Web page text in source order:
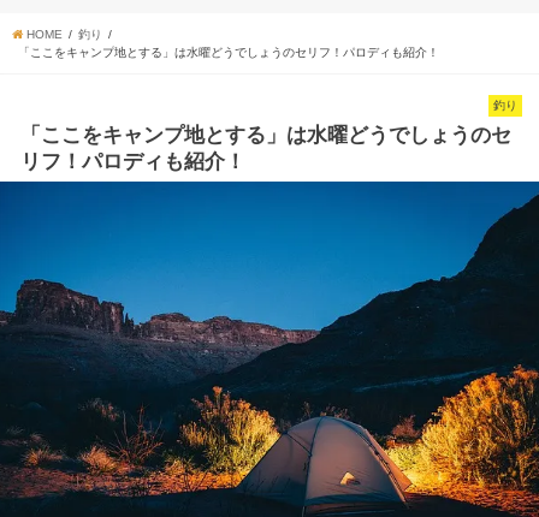
HOME
釣り
「ここをキャンプ地とする」は水曜どうでしょうのセリフ！パロディも紹介！
釣り
「ここをキャンプ地とする」は水曜どうでしょうのセ
リフ！パロディも紹介！